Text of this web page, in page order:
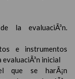
la evaluaciÃ³n.
e instrumentos
evaluaciÃ³n inicial
que se harÃ¡n